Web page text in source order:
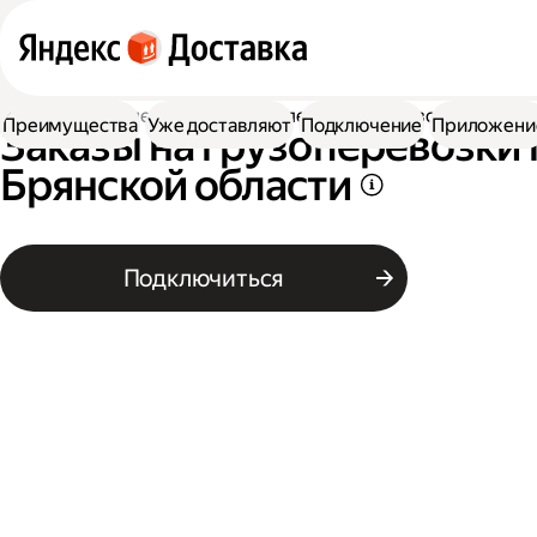
Работа водителем Заказы на перевозку грузов
Заказы на грузоперевозки
Брянской области
Подключиться
Преимущества Уже доставляют Подключение